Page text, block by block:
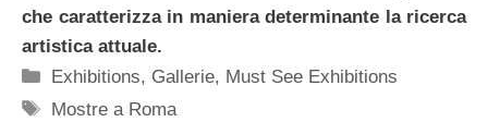
che caratterizza in maniera determinante la ricerca
artistica attuale.
Categorie
Exhibitions, Gallerie, Must See Exhibitions
Tag
Mostre a Roma